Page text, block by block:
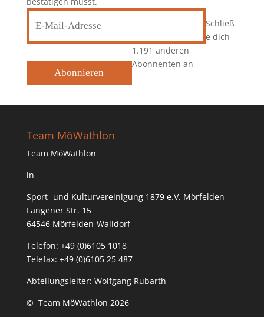
E-
Mail-
Adresse
Abonnieren
Schließ
e dich
1.191 anderen
Abonnenten an
Team MöWathlon
Team MöWathlon
in
Sport- und Kulturvereinigung 1879 e.V. Mörfelden
Langener Str. 15
64546 Mörfelden-Walldorf
Telefon: +49 (0)6105 1018
Telefax: +49 (0)6105 25 487
Abteilungsleiter: Wolfgang Rubarth
© Team MöWathlon 2026